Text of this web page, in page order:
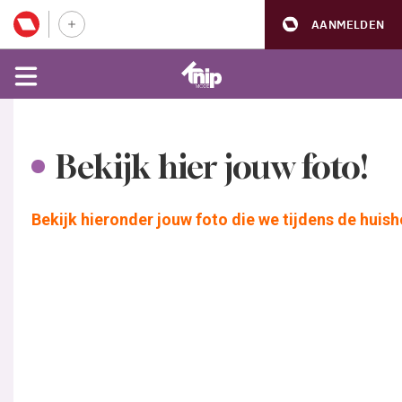
AANMELDEN
Bekijk hier jouw foto!
Bekijk hieronder jouw foto die we tijdens de